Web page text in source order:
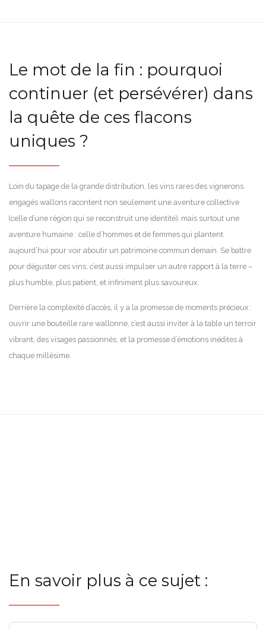
Le mot de la fin : pourquoi
continuer (et persévérer) dans
la quête de ces flacons
uniques ?
Loin du tapage de la grande distribution, les vins rares des vignerons
engagés wallons racontent non seulement une aventure collective
(celle d’une région qui se reconstruit une identité), mais surtout une
aventure humaine : celle d’hommes et de femmes qui plantent
aujourd’hui pour voir aboutir un patrimoine commun demain. Se battre
pour déguster ces vins, c’est aussi impulser un autre rapport à la terre –
plus humble, plus patient, et infiniment plus savoureux.
Derrière la complexité d’accès, il y a la promesse de moments précieux :
ouvrir une bouteille rare wallonne, c’est aussi inviter à la table un terroir
vibrant, des visages passionnés, et la promesse d’émotions inédites à
chaque millésime.
En savoir plus à ce sujet :